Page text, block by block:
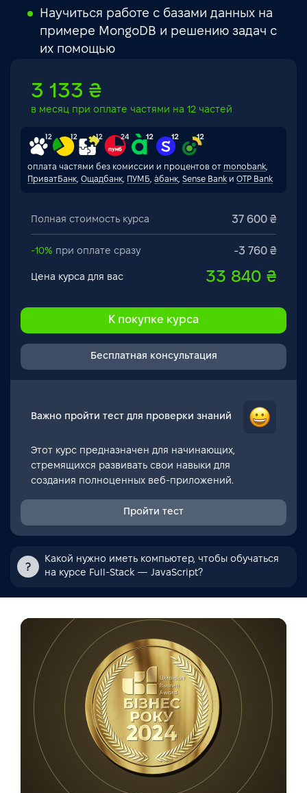
Научиться работе с базами данных на
примере MongoDB и решению задач с
их помощью
3 133 ₴
в месяц при оплате частями на 12 частей
оплата частями без комиссии и процентов от monobank
ПриватБанк Ощадбанк ПУМБ àбанк Sense Bank и OTP Bank
Полная стоимость курса 37 600 ₴
-10% при оплате сразу -3 760 ₴
Цена курса для вас 33 840 ₴
К покупке курса
Бесплатная консультация
Важно пройти тест для проверки знаний
Этот курс предназначен для начинающих,
стремящихся развивать свои навыки для
создания полноценных веб-приложений.
Пройти тест
Какой нужно иметь компьютер, чтобы обучаться
на курсе Full-Stack — JavaScript?